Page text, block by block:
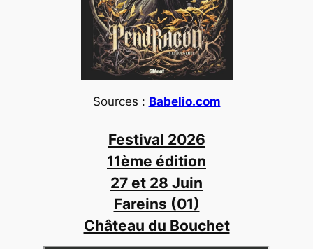
Sources : Babelio.com
Festival 2026
11ème édition
27 et 28 Juin
Fareins (01)
Château du Bouchet